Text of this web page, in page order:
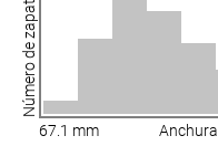
Número de zapatillas
67.1 mm